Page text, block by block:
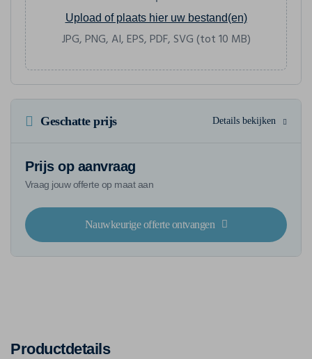
Upload of plaats hier uw bestand(en)
JPG, PNG, AI, EPS, PDF, SVG (tot 10 MB)
Geschatte prijs Details bekijken
Prijs op aanvraag
Vraag jouw offerte op maat aan
Nauwkeurige offerte ontvangen
Productdetails